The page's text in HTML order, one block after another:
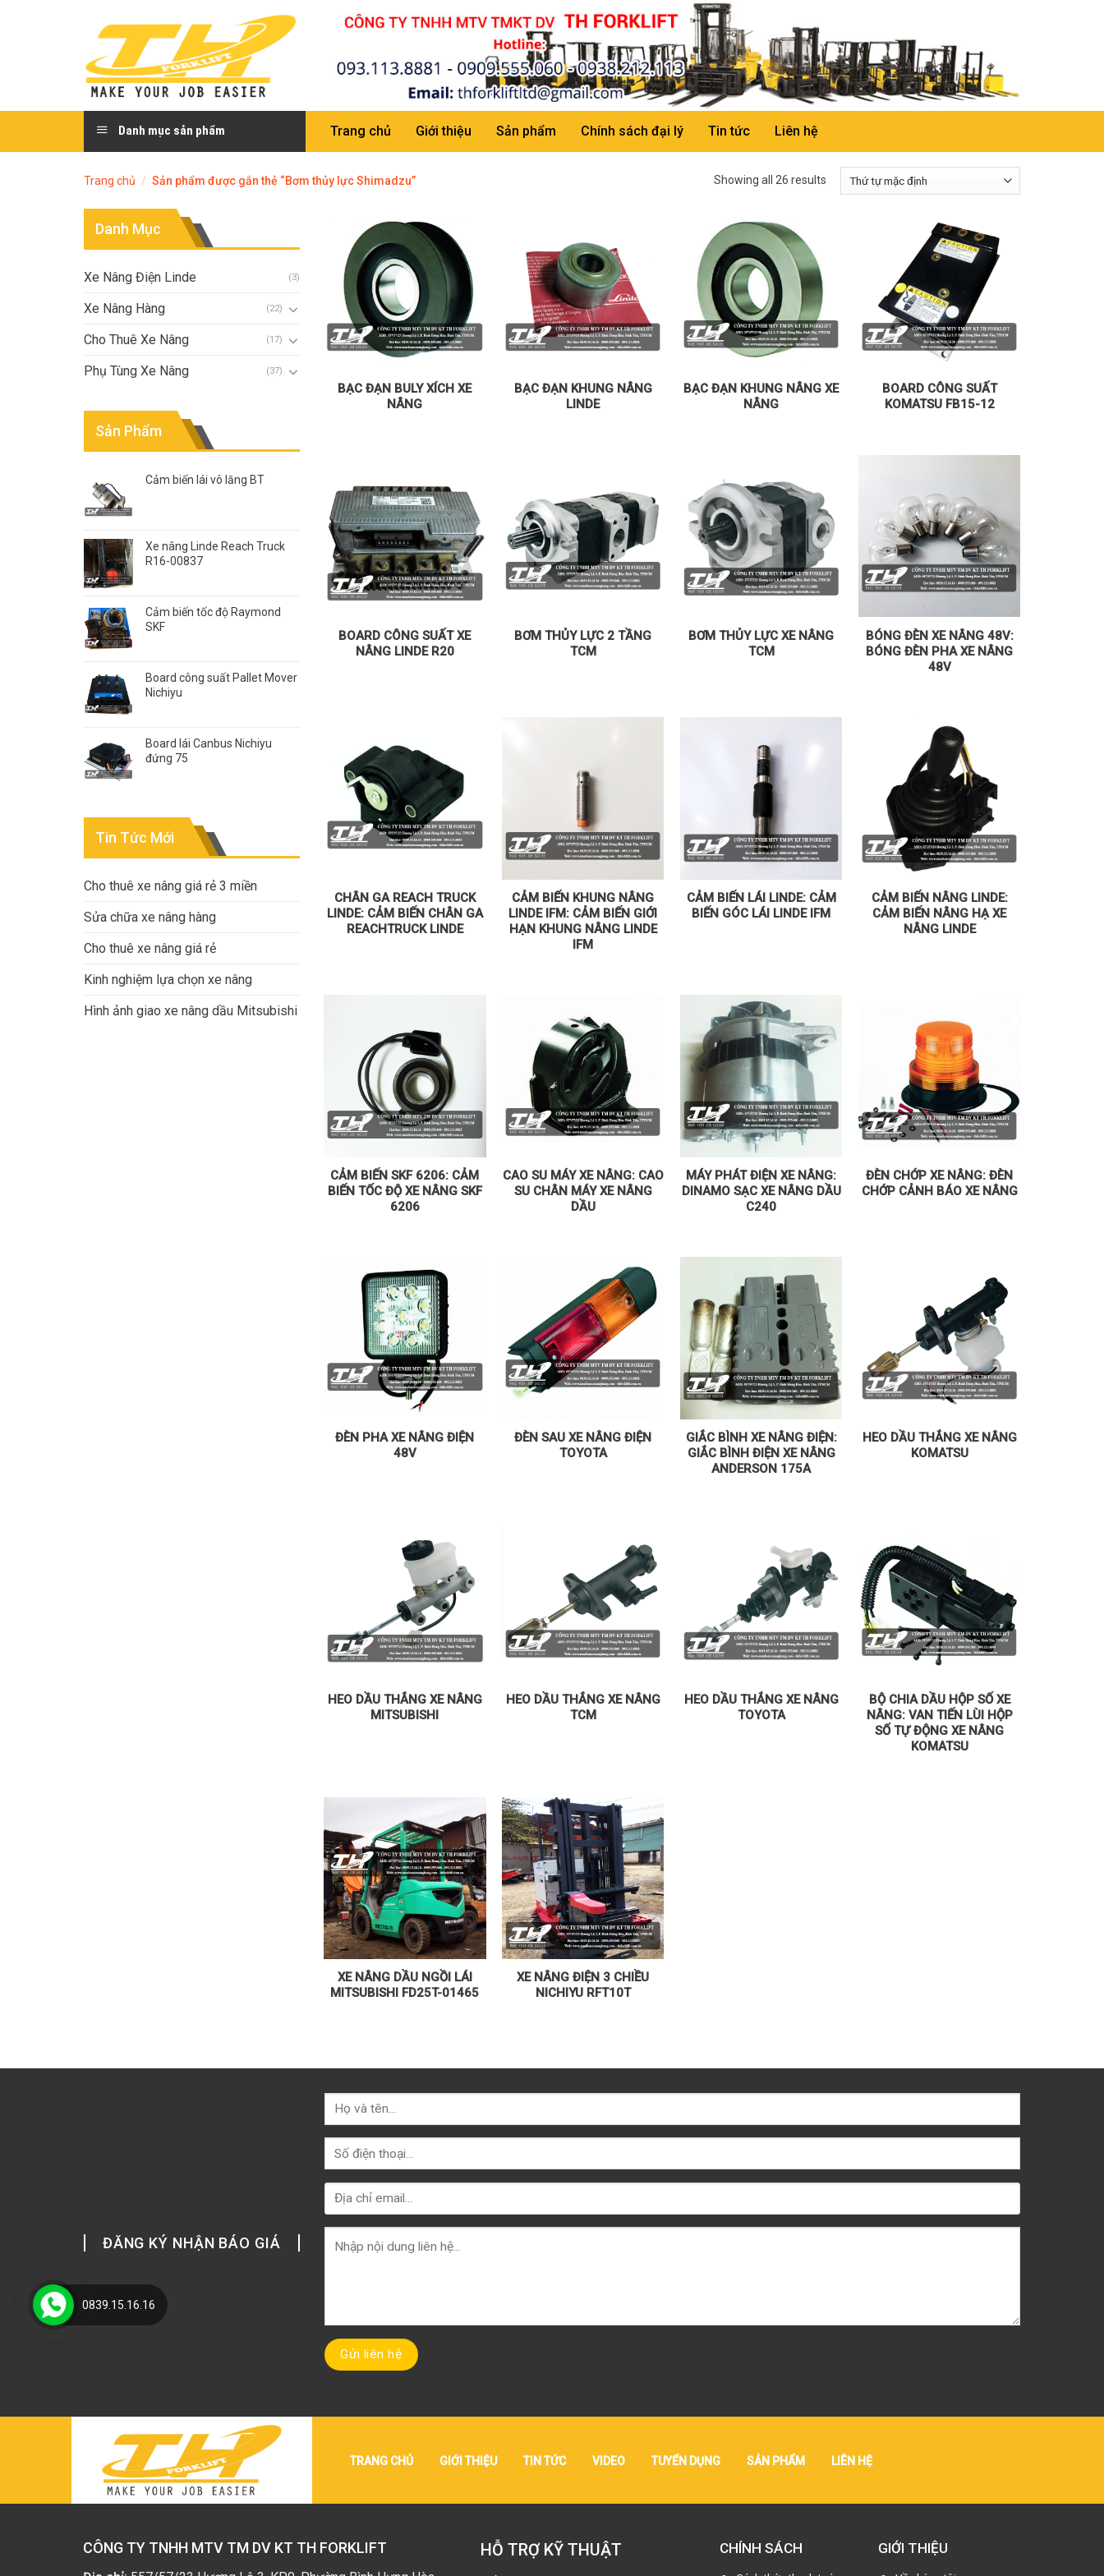
Danh mục sản phẩm Trang chủ Giới thiệu Sản phẩm Chính sách đại lý Tin tức Liên hệ
Trang chủ / Sản phẩm được gắn thẻ “Bơm thủy lực Shimadzu” Showing all 26 results
Danh Mục
Xe Nâng Điện Linde (3)
Xe Nâng Hàng (22)
Cho Thuê Xe Nâng (17)
Phụ Tùng Xe Nâng (37)
Sản Phẩm
Cảm biến lái vô lăng BT
Xe nâng Linde Reach Truck
R16-00837
Cảm biến tốc độ Raymond
SKF
Board công suất Pallet Mover
Nichiyu
Board lái Canbus Nichiyu
đứng 75
Tin Tức Mới
Cho thuê xe nâng giá rẻ 3 miền
Sửa chữa xe nâng hàng
Cho thuê xe nâng giá rẻ
Kinh nghiệm lựa chọn xe nâng
Hình ảnh giao xe nâng dầu Mitsubishi
BẠC ĐẠN BULY XÍCH XE
NÂNG
BẠC ĐẠN KHUNG NÂNG
LINDE
BẠC ĐẠN KHUNG NÂNG XE
NÂNG
BOARD CÔNG SUẤT
KOMATSU FB15-12
BOARD CÔNG SUẤT XE
NÂNG LINDE R20
BƠM THỦY LỰC 2 TẦNG
TCM
BƠM THỦY LỰC XE NÂNG
TCM
BÓNG ĐÈN XE NÂNG 48V:
BÓNG ĐÈN PHA XE NÂNG
48V
CHÂN GA REACH TRUCK
LINDE: CẢM BIẾN CHÂN GA
REACHTRUCK LINDE
CẢM BIẾN KHUNG NÂNG
LINDE IFM: CẢM BIẾN GIỚI
HẠN KHUNG NÂNG LINDE
IFM
CẢM BIẾN LÁI LINDE: CẢM
BIẾN GÓC LÁI LINDE IFM
CẢM BIẾN NÂNG LINDE:
CẢM BIẾN NÂNG HẠ XE
NÂNG LINDE
CẢM BIẾN SKF 6206: CẢM
BIẾN TỐC ĐỘ XE NÂNG SKF
6206
CAO SU MÁY XE NÂNG: CAO
SU CHÂN MÁY XE NÂNG
DẦU
MÁY PHÁT ĐIỆN XE NÂNG:
DINAMO SẠC XE NÂNG DẦU
C240
ĐÈN CHỚP XE NÂNG: ĐÈN
CHỚP CẢNH BÁO XE NÂNG
ĐÈN PHA XE NÂNG ĐIỆN
48V
ĐÈN SAU XE NÂNG ĐIỆN
TOYOTA
GIẮC BÌNH XE NÂNG ĐIỆN:
GIẮC BÌNH ĐIỆN XE NÂNG
ANDERSON 175A
HEO DẦU THẮNG XE NÂNG
KOMATSU
HEO DẦU THẮNG XE NÂNG
MITSUBISHI
HEO DẦU THẮNG XE NÂNG
TCM
HEO DẦU THẮNG XE NÂNG
TOYOTA
BỘ CHIA DẦU HỘP SỐ XE
NÂNG: VAN TIẾN LÙI HỘP
SỐ TỰ ĐỘNG XE NÂNG
KOMATSU
XE NÂNG DẦU NGỒI LÁI
MITSUBISHI FD25T-01465
XE NÂNG ĐIỆN 3 CHIỀU
NICHIYU RFT10T
ĐĂNG KÝ NHẬN BÁO GIÁ
TRANG CHỦ GIỚI THIỆU TIN TỨC VIDEO TUYỂN DỤNG SẢN PHẨM LIÊN HỆ
CÔNG TY TNHH MTV TM DV KT TH FORKLIFT HỖ TRỢ KỸ THUẬT CHÍNH SÁCH GIỚI THIỆU
0839.15.16.16